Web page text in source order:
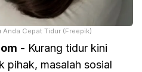
Cepat Tidur (Freepik)
- Kurang tidur kini
pihak, masalah sosial